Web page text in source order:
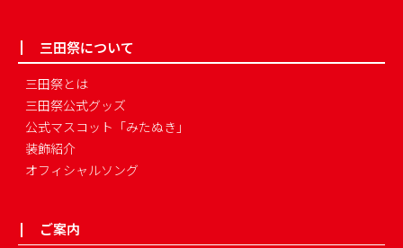
三田祭について
三田祭とは
三田祭公式グッズ
公式マスコット「みたぬき」
装飾紹介
オフィシャルソング
ご案内